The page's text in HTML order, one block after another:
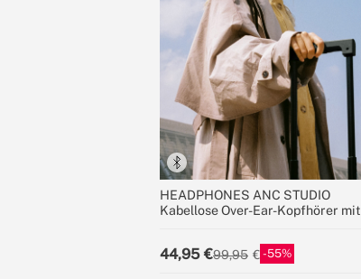
HEADPHONES ANC STUDIO
Kabellose Over-Ear-Kopfhörer mit
44,95 99,95 55